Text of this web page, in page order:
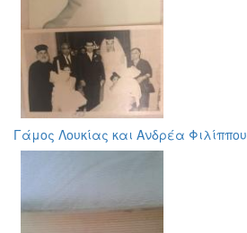
Γάμος Λουκίας και Ανδρέα Φιλίππου